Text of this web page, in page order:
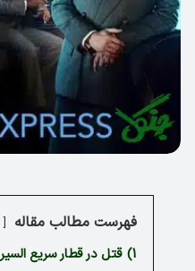
فهرست مطالب مقاله
1) قتل در قطار سریع السیر Murder On Orient Express نوشته آگاتا کریستی Agatha Christie